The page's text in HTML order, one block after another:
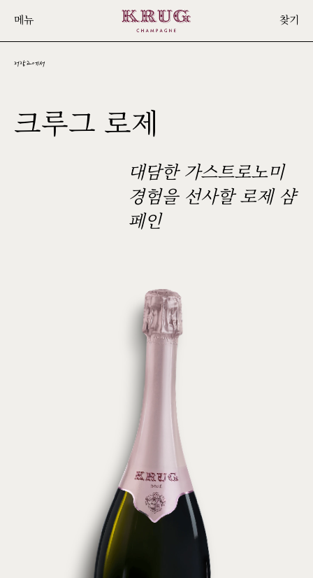
main
content
메뉴 찾기
저장고에서
크루그 로제ÉDITION
대담한 가스트로노미
경험을 선사할 로제 샴
페인